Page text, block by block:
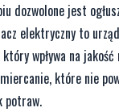
dozwolone jest
elektryczny to
wpływa na
które nie
potraw.